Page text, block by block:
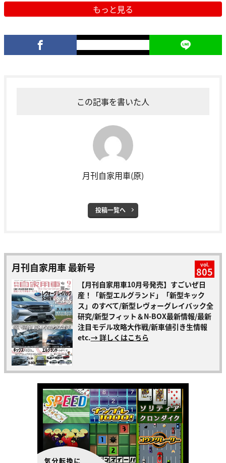
もっと見る
この記事を書いた人
月刊自家用車(原)
投稿一覧へ
月刊自家用車 最新号 vol.
805
【月刊自家用車10月号発売】すごいぜ日
産！「新型エルグランド」「新型キック
ス」のすべて/新型レヴォーグレイバック全
研究/新型フィット＆N-BOX最新情報/最新
注目モデル攻略大作戦/新車値引き生情報
etc.→ 詳しくはこちら